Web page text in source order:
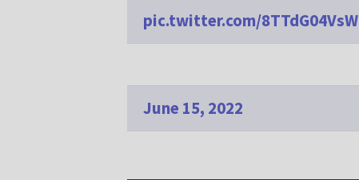
pic.twitter.com/8TTdG04VsW
June 15, 2022